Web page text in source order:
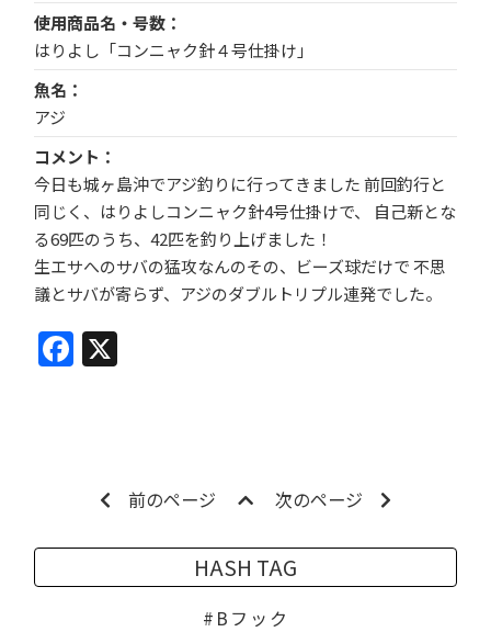
使用商品名・号数
はりよし「コンニャク針４号仕掛け」
魚名
アジ
コメント
今日も城ヶ島沖でアジ釣りに行ってきました 前回釣行と
同じく、はりよしコンニャク針4号仕掛けで、 自己新とな
る69匹のうち、42匹を釣り上げました！
生エサへのサバの猛攻なんのその、ビーズ球だけで 不思
議とサバが寄らず、アジのダブルトリプル連発でした。
Facebook
前のページ 次のページ
HASH TAG
Bフック